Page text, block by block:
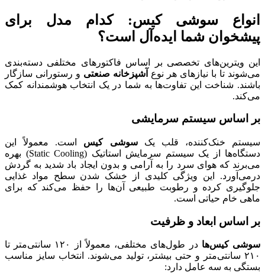
انواع سوشی کیس: کدام مدل برای
پیشخوان شما ایده‌آل است؟
این ویترین‌های تخصصی بر اساس فاکتورهای مختلفی دسته‌بندی
می‌شوند تا با نیازهای هر نوع آشپزخانه صنعتی و رستورانی سازگار
باشند. شناخت این تفاوت‌ها به شما در یک انتخاب هوشمندانه کمک
می‌کند.
بر اساس سیستم سرمایشی
سیستم خنک‌کننده، قلب یکسوشی کیس است. معمولاً این
دستگاه‌ها از یک سیستم سرمایش استاتیک (Static Cooling) بهره
می‌برند که هوای سرد را به آرامی و بدون ایجاد باد شدید به گردش
درمی‌آورد. این ویژگی کلیدی از خشک شدن سطح مواد غذایی
جلوگیری کرده و رطوبت طبیعی آن‌ها را حفظ می‌کند که برای
ماهی خام حیاتی است.
بر اساس ابعاد و ظرفیت
سوشی کیس‌ها
در طول‌های مختلفی، معمولاً از ۱۲۰ سانتی‌متر تا
۲۱۰ سانتی‌متر و حتی بیشتر، تولید می‌شوند. انتخاب سایز مناسب
بستگی به سه عامل دارد: